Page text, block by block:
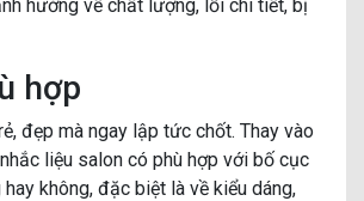
hưởng về chất lượng, lỗi chi tiết, bị
hợp
đẹp mà ngay lập tức chốt. Thay vào
liệu salon có phù hợp với bố cục
không, đặc biệt là về kiểu dáng,